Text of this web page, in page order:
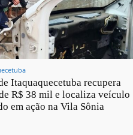
Itaquaquecetuba recupera
R$ 38 mil e localiza veículo
em ação na Vila Sônia